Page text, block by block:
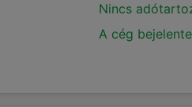
Nincs
A cég